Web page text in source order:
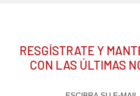
RESGÍSTRATE Y
CON LAS ÚLTIMAS